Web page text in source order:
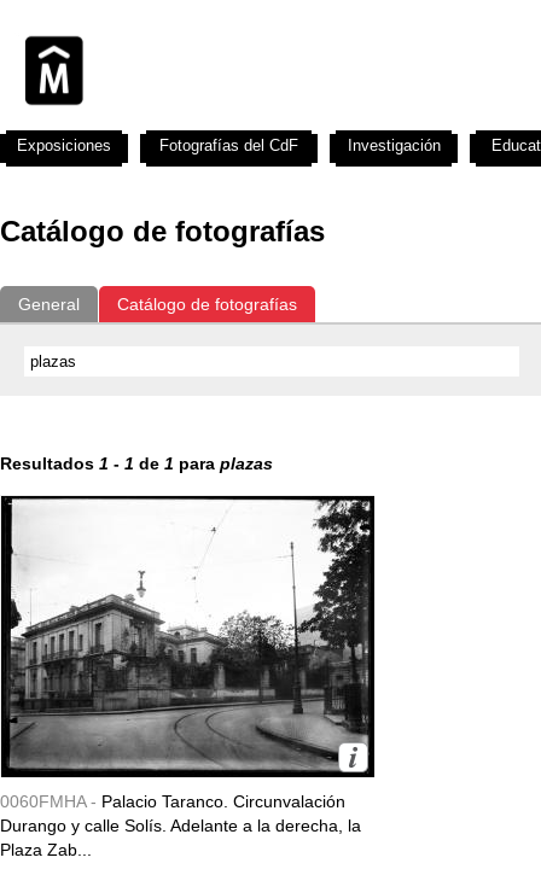
Catálogo de fotografías
General Catálogo de fotografías
Resultados 1 - 1 de 1 para plazas
0060FMHA - Palacio Taranco. Circunvalación
Durango y calle Solís. Adelante a la derecha, la
Plaza Zab...
Exposiciones Fotografías del CdF Investigación